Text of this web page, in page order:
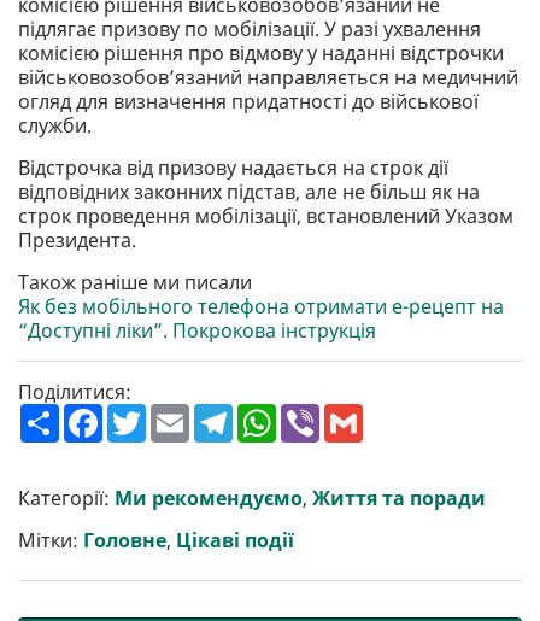
комісією рішення військовозобов’язаний не
підлягає призову по мобілізації. У разі ухвалення
комісією рішення про відмову у наданні відстрочки
військовозобов’язаний направляється на медичний
огляд для визначення придатності до військової
служби.
Відстрочка від призову надається на строк дії
відповідних законних підстав, але не більш як на
строк проведення мобілізації, встановлений Указом
Президента.
Також раніше ми писали
Як без мобільного телефона отримати е-рецепт на
“Доступні ліки”. Покрокова інструкція
Поділитися:
П
о
р
и
т
и
F
a
b
o
o
k
T
w
e
r
E
m
l
T
e
g
r
a
m
W
h
s
A
p
p
V
r l
Категорії: Ми рекомендуємо, Життя та поради
Мітки: Головне, Цікаві події